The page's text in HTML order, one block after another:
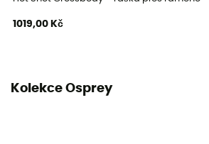
1019,00 Kč
Kolekce Osprey